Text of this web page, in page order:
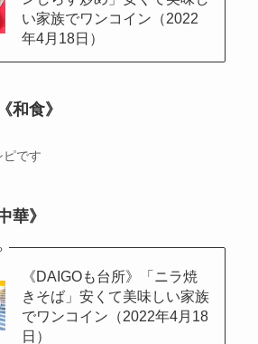
い家族でワンコイン（2022
年4月18日）
《和食》
ピです
華》
《DAIGOも台所》「ニラ焼
きそば」安くて美味しい家族
でワンコイン（2022年4月18
日）